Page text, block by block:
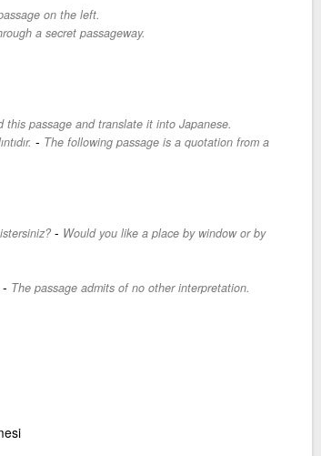
on the left.
a secret passageway.
this passage and translate it into Japanese.
- The following passage is a quotation from a
- Would you like a place by window or by
- The passage admits of no other interpretation.